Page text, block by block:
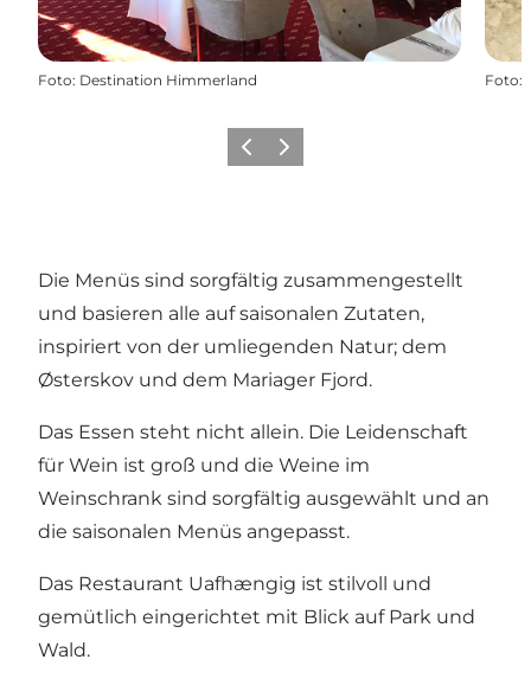
Foto: Destination Himmerland Foto:
Vorherige Folie
Nächste Folie
Die Menüs sind sorgfältig zusammengestellt
und basieren alle auf saisonalen Zutaten,
inspiriert von der umliegenden Natur; dem
Østerskov und dem Mariager Fjord.
Das Essen steht nicht allein. Die Leidenschaft
für Wein ist groß und die Weine im
Weinschrank sind sorgfältig ausgewählt und an
die saisonalen Menüs angepasst.
Das Restaurant Uafhængig ist stilvoll und
gemütlich eingerichtet mit Blick auf Park und
Wald.